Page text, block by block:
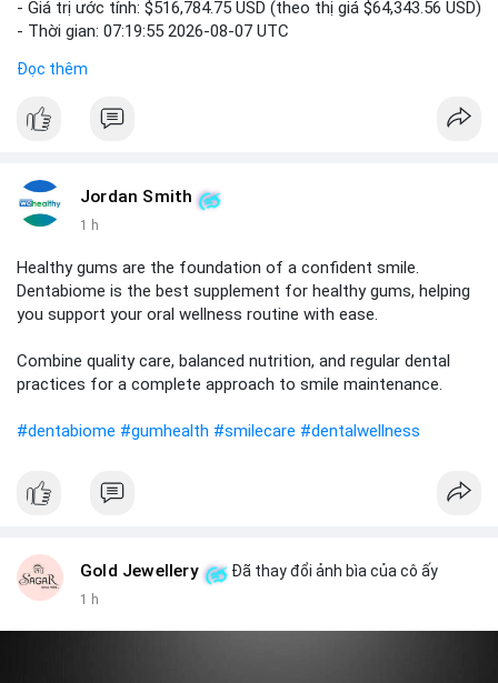
- Giá trị ước tính: $516,784.75 USD (theo thị giá $64,343.56 USD)
- Thời gian: 07:19:55 2026-08-07 UTC
Nhận định phân tích hành vi của Cá voi dựa trên giao dịch này:
di chuyển trong một giao dịch đơn lẻ chưa xác nhận. Với mức
chuẩn bị thanh khoản. Động thái này có thể tạo áp lực bán
ngắn hạn lên thị trường, khiến tâm lý nhà đầu tư thận trọng
Lời khuyên cho nhà đầu tư nhỏ lẻ: Theo dõi sát xác nhận của
giao dịch này và dòng tiền vào các sàn lớn trong 24 giờ tới. Nếu
nhắc giảm tỷ trọng đòn bẩy và chờ xu hướng rõ ràng trước khi
gia tăng vị thế.
#8dot0316btc #chuyenlensan #aplucbannganhan
Đọc thêm
Jordan Smith
1 h
Healthy gums are the foundation of a confident smile.
Dentabiome is the best supplement for healthy gums, helping
you support your oral wellness routine with ease.
Combine quality care, balanced nutrition, and regular dental
practices for a complete approach to smile maintenance.
#dentabiome #gumhealth #smilecare #dentalwellness
Gold Jewellery Đã thay đổi ảnh bìa của cô ấy
1 h